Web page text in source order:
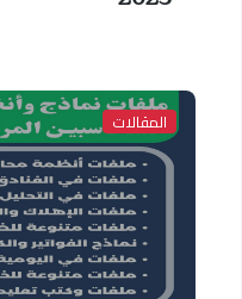
المقالات